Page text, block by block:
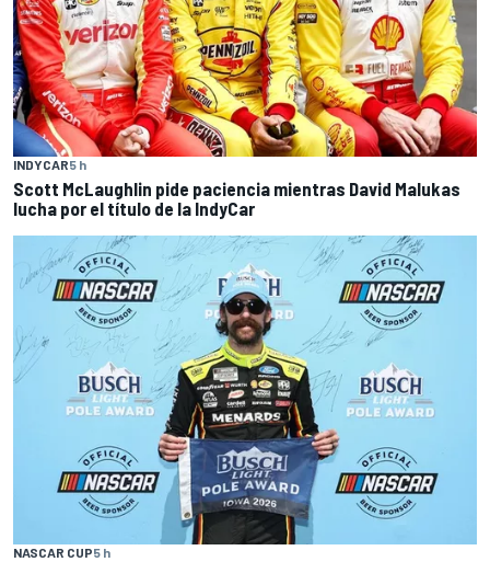
INDYCAR5 h
Scott McLaughlin pide paciencia mientras David Malukas
lucha por el título de la IndyCar
NASCAR CUP5 h